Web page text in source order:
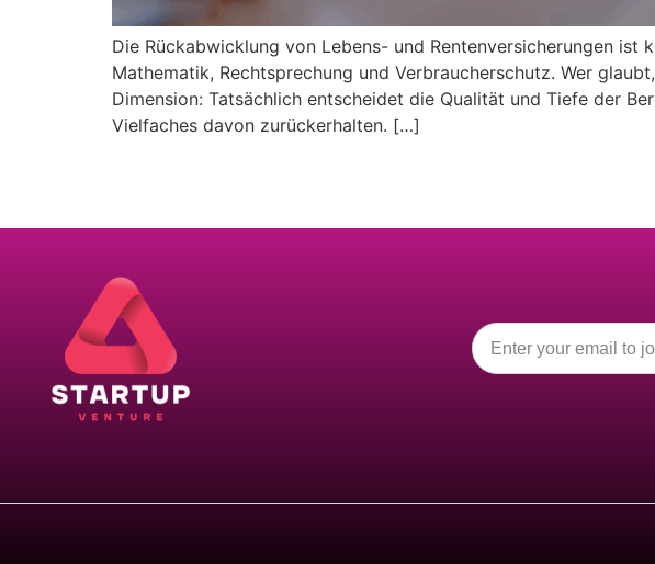
Die Rückabwicklung von Lebens- und Rentenversicherungen
Mathematik, Rechtsprechung und Verbraucherschutz. Wer
Dimension: Tatsächlich entscheidet die Qualität und Tiefe der
Vielfaches davon zurückerhalten. […]